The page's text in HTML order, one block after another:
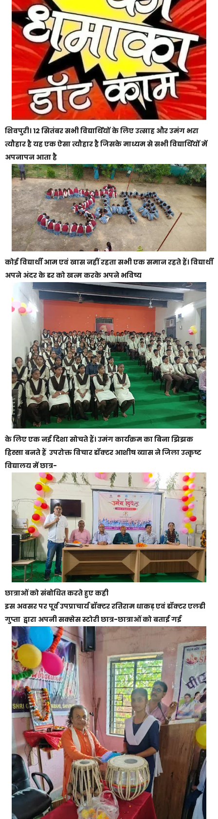
शिवपुरी। 12 सितंबर सभी विद्यार्थियों के लिए उत्साह और उमंग भरा
त्यौहार है यह एक ऐसा त्यौहार है जिसके माध्यम से सभी विद्यार्थियों में
अपनापन आता है
कोई विद्यार्थी आम एवं खास नहीं रहता सभी एक समान रहते हैं। विद्यार्थी
अपने अंदर के डर को खत्म करके अपने भविष्य
के लिए एक नई दिशा सोचते हैं। उमंग कार्यक्रम का बिना झिझक
हिस्सा बनते हैं उपरोक्त विचार डॉक्टर आशीष व्यास ने जिला उत्कृष्ट
विद्यालय में छात्र-
छात्राओं को संबोधित करते हुए कही
इस अवसर पर पूर्व उपप्राचार्य डॉक्टर रतिराम धाकड़ एवं डॉक्टर एलडी
गुप्ता द्वारा अपनी सक्सेस स्टोरी छात्र-छात्राओं को बताई गई